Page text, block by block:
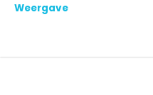
Weergave